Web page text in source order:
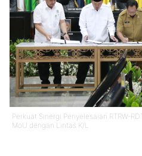
Perkuat Sinergi Penyelesaian RTRW-
MoU dengan Lintas K/L